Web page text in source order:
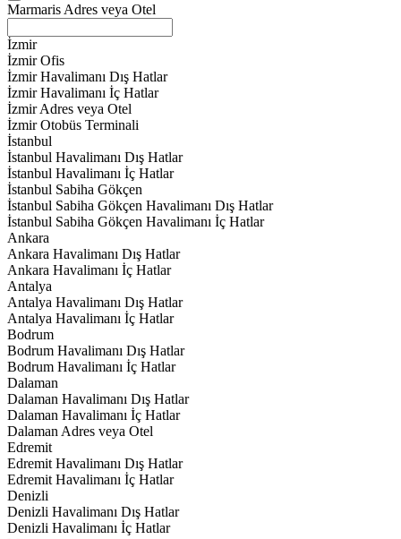
Marmaris Adres veya Otel
İzmir
İzmir Ofis
İzmir Havalimanı Dış Hatlar
İzmir Havalimanı İç Hatlar
İzmir Adres veya Otel
İzmir Otobüs Terminali
İstanbul
İstanbul Havalimanı Dış Hatlar
İstanbul Havalimanı İç Hatlar
İstanbul Sabiha Gökçen
İstanbul Sabiha Gökçen Havalimanı Dış Hatlar
İstanbul Sabiha Gökçen Havalimanı İç Hatlar
Ankara
Ankara Havalimanı Dış Hatlar
Ankara Havalimanı İç Hatlar
Antalya
Antalya Havalimanı Dış Hatlar
Antalya Havalimanı İç Hatlar
Bodrum
Bodrum Havalimanı Dış Hatlar
Bodrum Havalimanı İç Hatlar
Dalaman
Dalaman Havalimanı Dış Hatlar
Dalaman Havalimanı İç Hatlar
Dalaman Adres veya Otel
Edremit
Edremit Havalimanı Dış Hatlar
Edremit Havalimanı İç Hatlar
Denizli
Denizli Havalimanı Dış Hatlar
Denizli Havalimanı İç Hatlar